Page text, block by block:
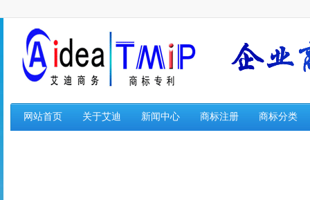
网站首页 关于艾迪 新闻中心 商标注册 商标分类